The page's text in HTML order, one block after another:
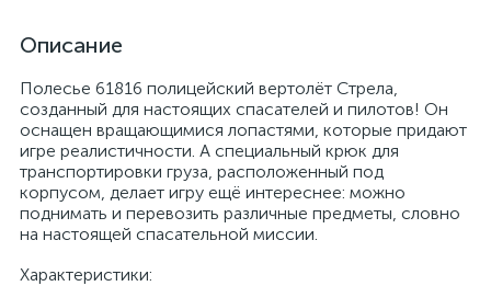
Описание
Полесье 61816 полицейский вертолёт Стрела,
созданный для настоящих спасателей и пилотов! Он
оснащен вращающимися лопастями, которые придают
игре реалистичности. А специальный крюк для
транспортировки груза, расположенный под
корпусом, делает игру ещё интереснее: можно
поднимать и перевозить различные предметы, словно
на настоящей спасательной миссии.
Характеристики: